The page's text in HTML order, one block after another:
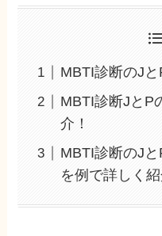
MBTI診断のJ
MBTI診断JとP
介！
MBTI診断のJ
を例で詳しく